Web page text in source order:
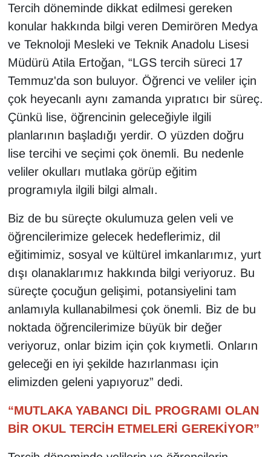
Tercih döneminde dikkat edilmesi gereken
konular hakkında bilgi veren Demirören Medya
ve Teknoloji Mesleki ve Teknik Anadolu Lisesi
Müdürü Atila Ertoğan, “LGS tercih süreci 17
Temmuz'da son buluyor. Öğrenci ve veliler için
çok heyecanlı aynı zamanda yıpratıcı bir süreç.
Çünkü lise, öğrencinin geleceğiyle ilgili
planlarının başladığı yerdir. O yüzden doğru
lise tercihi ve seçimi çok önemli. Bu nedenle
veliler okulları mutlaka görüp eğitim
programıyla ilgili bilgi almalı.
Biz de bu süreçte okulumuza gelen veli ve
öğrencilerimize gelecek hedeflerimiz, dil
eğitimimiz, sosyal ve kültürel imkanlarımız, yurt
dışı olanaklarımız hakkında bilgi veriyoruz. Bu
süreçte çocuğun gelişimi, potansiyelini tam
anlamıyla kullanabilmesi çok önemli. Biz de bu
noktada öğrencilerimize büyük bir değer
veriyoruz, onlar bizim için çok kıymetli. Onların
geleceği en iyi şekilde hazırlanması için
elimizden geleni yapıyoruz” dedi.
“MUTLAKA YABANCI DİL PROGRAMI OLAN
BİR OKUL TERCİH ETMELERİ GEREKİYOR”